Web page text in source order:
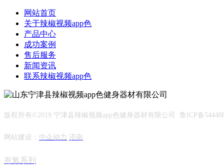
网站首页
关于辣椒视频app色
产品中心
成功案例
售后服务
新闻资讯
联系辣椒视频app色
版权所有©2019 宁津县辣椒视频app色健身器材有限公司 鲁ICP备
网站建设： 中企动力 济南
有氧系列